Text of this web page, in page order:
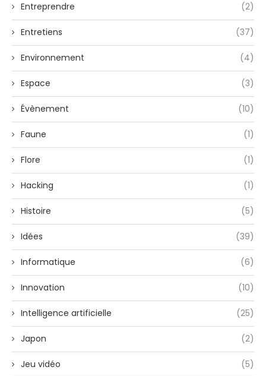
Entreprendre (2)
Entretiens (37)
Environnement (4)
Espace (3)
Évènement (10)
Faune (1)
Flore (1)
Hacking (1)
Histoire (5)
Idées (39)
Informatique (6)
Innovation (10)
Intelligence artificielle (25)
Japon (2)
Jeu vidéo (5)